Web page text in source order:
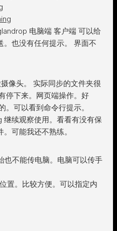
landrop 电脑端 客户端 可以给
。也没有任何提示。 界面不
像头。 实际同步的文件夹很
停下来。网页端操作。好
可以看到命令行提示。
续观察使用。看看有没有保
可能我还不熟练。
也不能传电脑。电脑可以传手
置。比较方便。可以指定内